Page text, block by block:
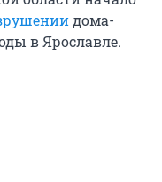
дома-
в Ярославле.